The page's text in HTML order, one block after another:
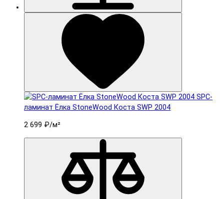
SPC-
ламинат Ëлка StoneWood Коста SWP 2004
2 699 ₽/м²